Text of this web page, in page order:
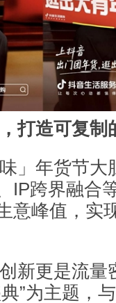
打造可复制
」年货节大
IP跨界融合
意峰值，实
新更是流量
”为主题，